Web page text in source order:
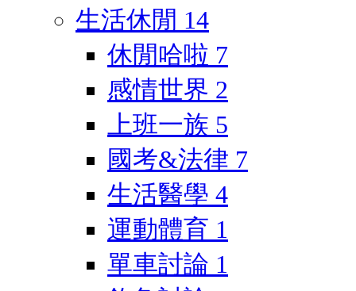
生活休閒 14
休閒哈啦 7
感情世界 2
上班一族 5
國考&法律 7
生活醫學 4
運動體育 1
單車討論 1